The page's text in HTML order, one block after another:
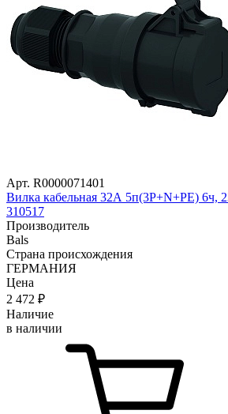
Арт. R0000071401
Вилка кабельная 32А 5п(3Р+N+PE) 6ч,
310517
Производитель
Bals
Страна происхождения
ГЕРМАНИЯ
Цена
2 472 ₽
Наличие
в наличии